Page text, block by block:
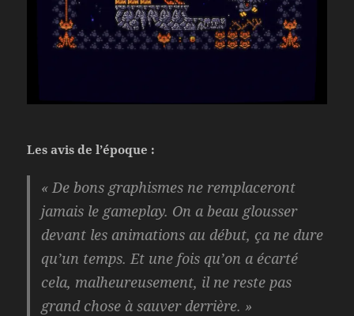
Les avis de l’époque :
« De bons graphismes ne remplaceront
jamais le gameplay. On a beau glousser
devant les animations au début, ça ne dure
qu’un temps. Et une fois qu’on a écarté
cela, malheureusement, il ne reste pas
grand chose à sauver derrière. »